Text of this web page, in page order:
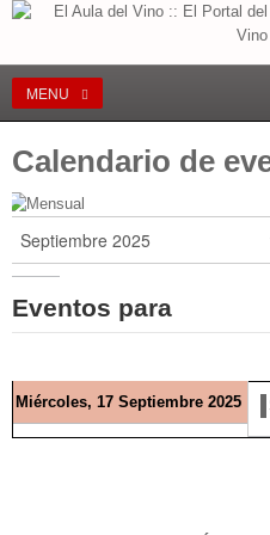
MENU
Calendario de
Eventos para
Miércoles, 17 Septiembre 2025